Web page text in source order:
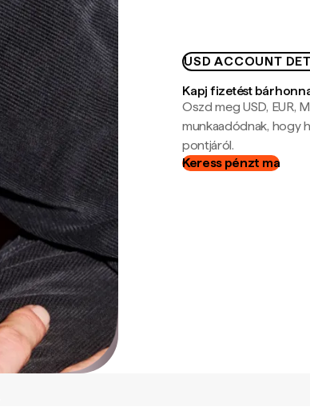
USD ACCOUNT
Kapj fizetést
Oszd meg USD, EUR,
munkaadódnak, hogy
pontjáról.
Keress pénzt ma